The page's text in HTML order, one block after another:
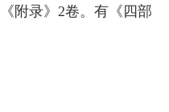
附录》2卷。有《四部